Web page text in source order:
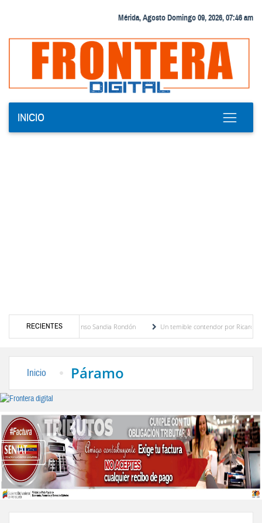
Mérida, Agosto Domingo 09, 2026, 07:46 am
INICIO
RECIENTES
por Luis Alfonso Sandia Rondón
Un temible contendor por Ricardo Gil
Inicio Páramo